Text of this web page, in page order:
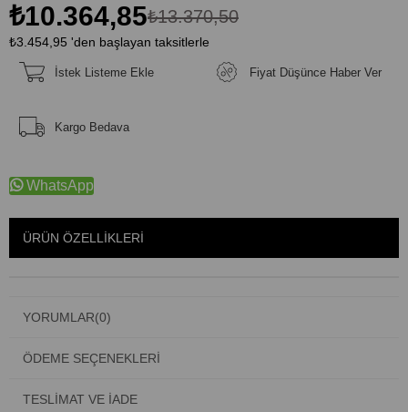
₺13.370,50
₺10.364,85
₺3.454,95 'den başlayan taksitlerle
İstek Listeme Ekle Fiyat Düşünce Haber Ver
Kargo Bedava
WhatsApp
ÜRÜN ÖZELLIKLERI
YORUMLAR(0)
ÖDEME SEÇENEKLERI
TESLIMAT VE İADE